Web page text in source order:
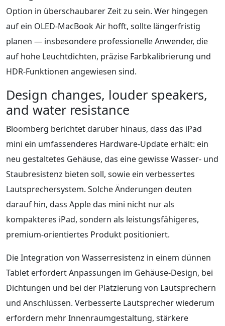
Option in überschaubarer Zeit zu sein. Wer hingegen
auf ein OLED-MacBook Air hofft, sollte längerfristig
planen — insbesondere professionelle Anwender, die
auf hohe Leuchtdichten, präzise Farbkalibrierung und
HDR-Funktionen angewiesen sind.
Design changes, louder speakers,
and water resistance
Bloomberg berichtet darüber hinaus, dass das iPad
mini ein umfassenderes Hardware-Update erhält: ein
neu gestaltetes Gehäuse, das eine gewisse Wasser- und
Staubresistenz bieten soll, sowie ein verbessertes
Lautsprechersystem. Solche Änderungen deuten
darauf hin, dass Apple das mini nicht nur als
kompakteres iPad, sondern als leistungsfähigeres,
premium-orientiertes Produkt positioniert.
Die Integration von Wasserresistenz in einem dünnen
Tablet erfordert Anpassungen im Gehäuse-Design, bei
Dichtungen und bei der Platzierung von Lautsprechern
und Anschlüssen. Verbesserte Lautsprecher wiederum
erfordern mehr Innenraumgestaltung, stärkere